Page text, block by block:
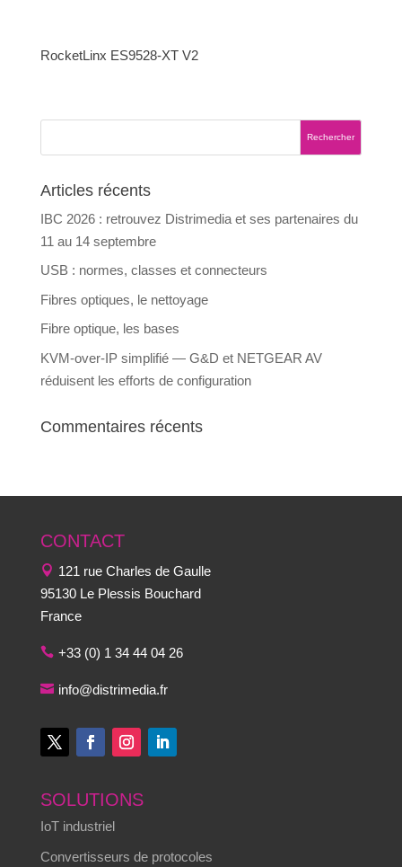
RocketLinx ES9528-XT V2
Articles récents
IBC 2026 : retrouvez Distrimedia et ses partenaires du
11 au 14 septembre
USB : normes, classes et connecteurs
Fibres optiques, le nettoyage
Fibre optique, les bases
KVM-over-IP simplifié — G&D et NETGEAR AV
réduisent les efforts de configuration
Commentaires récents
CONTACT
121 rue Charles de Gaulle
95130 Le Plessis Bouchard
France
+33 (0) 1 34 44 04 26
info@distrimedia.fr
SOLUTIONS
IoT industriel
Convertisseurs de protocoles